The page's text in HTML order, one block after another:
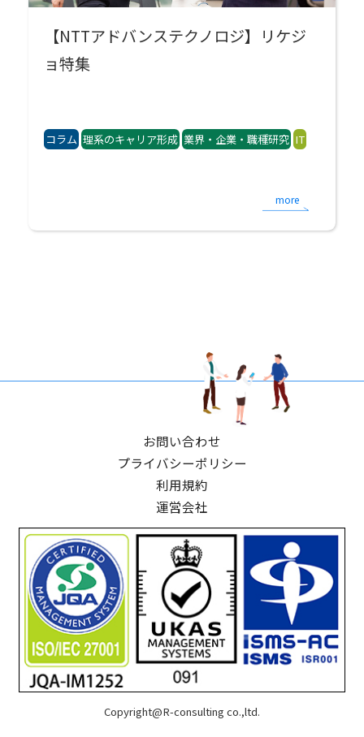
【NTTアドバンステクノロジ】リケジ
ョ特集
コラム 理系のキャリア形成 業界・企業・職種研究 IT
more
お問い合わせ
プライバシーポリシー
利用規約
運営会社
Copyright@R-consulting co.,ltd.